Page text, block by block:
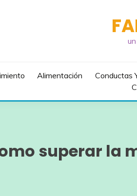
Alimentación Conductas
superar la